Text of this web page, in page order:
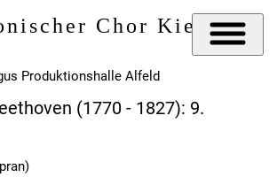
Chor Kiel e.V.
Produktionshalle Alfeld
(1770 - 1827): 9.